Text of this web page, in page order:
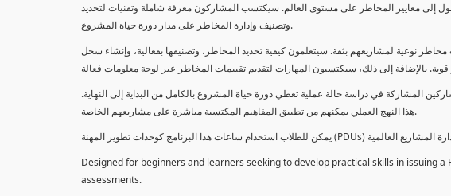
الوصول إلى معايير المخاطر على مستوى العالم. سيكتسب المشاركون معرفة شاملة وتقنيات لتحديد
وتصنيف وإدارة المخاطر على مدار دورة حياة المشروع.
مخاطر نوعية لمشاريعهم بثقة. سيتعلمون كيفية تحديد المخاطر، وتصنيفها بفعالية، وإنشاء سجل
المشاركة في دراسة حالة عملية تغطي دورة حياة المشروع بالكامل من البداية إلى النهاية.
هذا النهج العملي يمكنهم من تطبيق المفاهيم المكتسبة مباشرة على مشاريعهم الخاصة.
Designed for beginners and learners seeking to develop practical skills in issuing
assessments.